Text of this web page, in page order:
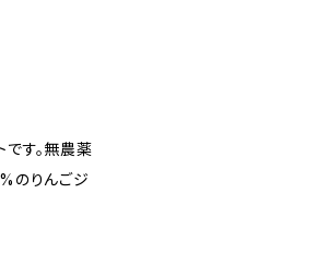
す。無農薬
のりんごジ